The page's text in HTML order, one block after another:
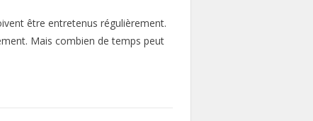
être entretenus régulièrement.
Mais combien de temps peut